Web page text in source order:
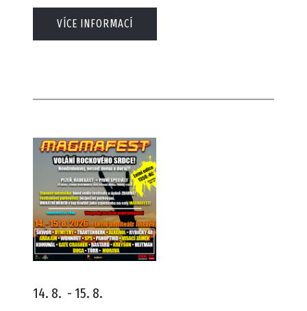
VÍCE INFORMACÍ
14. 8. - 15. 8.